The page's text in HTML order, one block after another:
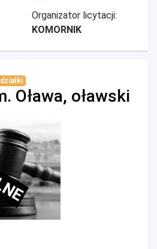
Organizator licytacji:
KOMORNIK
Oława, oławski